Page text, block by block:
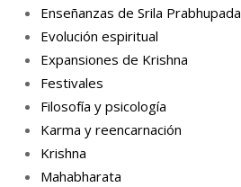
Enseñanzas de Srila Prabhupada
Evolución espiritual
Expansiones de Krishna
Festivales
Filosofía y psicología
Karma y reencarnación
Krishna
Mahabharata